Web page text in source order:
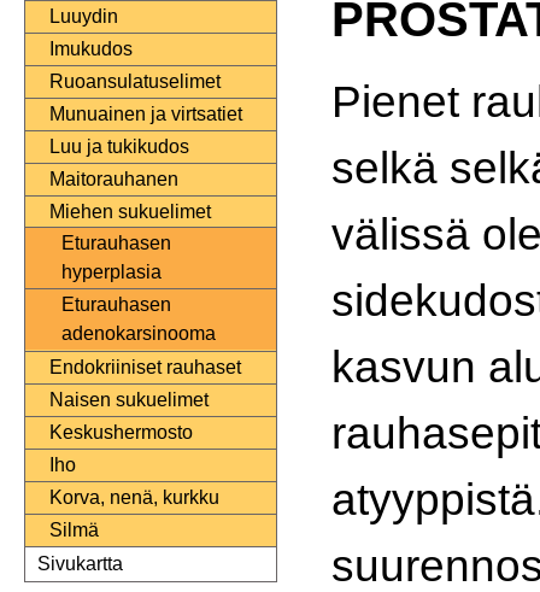
Luuydin
Imukudos
Ruoansulatuselimet
Munuainen ja virtsatiet
Luu ja tukikudos
Maitorauhanen
Miehen sukuelimet
Eturauhasen
hyperplasia
Eturauhasen
adenokarsinooma
Endokriiniset rauhaset
Naisen sukuelimet
Keskushermosto
Iho
Korva, nenä, kurkku
Silmä
Sivukartta
Pienet
selkä
välissä
kasvun